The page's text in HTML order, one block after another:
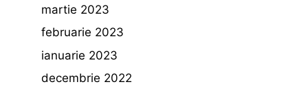
martie 2023
februarie 2023
ianuarie 2023
decembrie 2022